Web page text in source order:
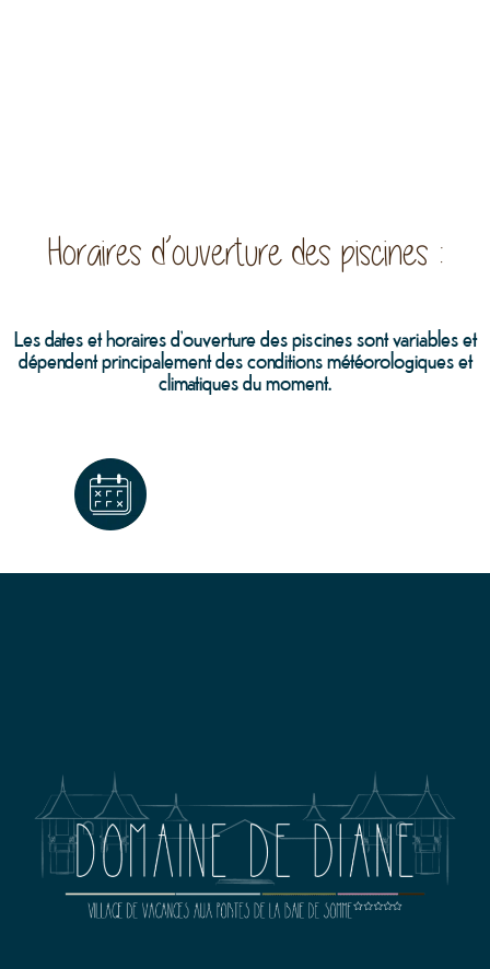
Horaires d’ouverture des piscines :
Les dates et horaires d’ouverture des piscines sont variables et
dépendent principalement des conditions météorologiques et
climatiques du moment.